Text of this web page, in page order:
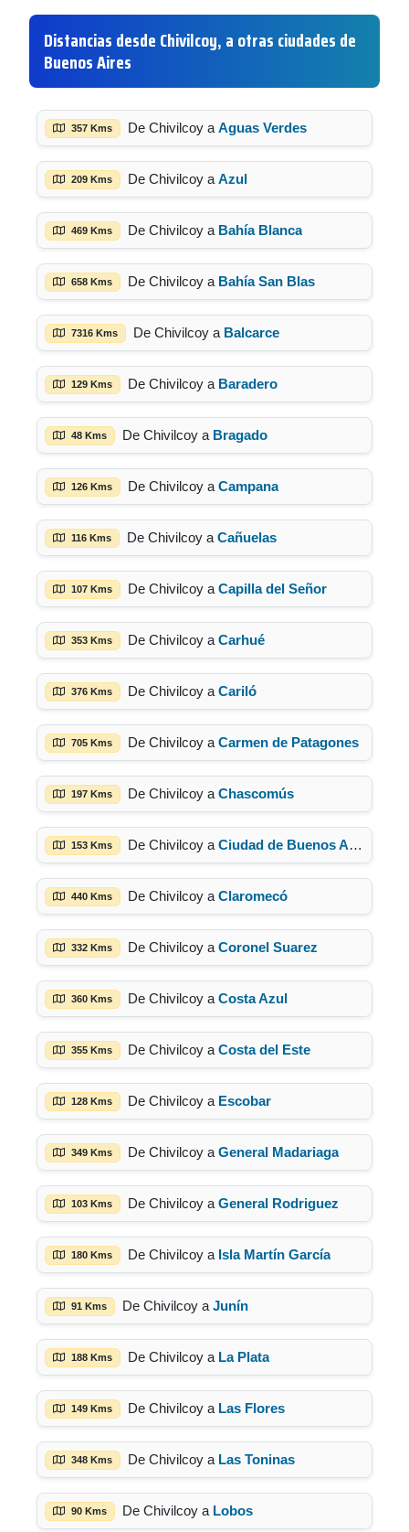
Distancias desde Chivilcoy, a otras ciudades de
Buenos Aires
357 Kms De Chivilcoy a Aguas Verdes
209 Kms De Chivilcoy a Azul
469 Kms De Chivilcoy a Bahía Blanca
658 Kms De Chivilcoy a Bahía San Blas
7316 Kms De Chivilcoy a Balcarce
129 Kms De Chivilcoy a Baradero
48 Kms De Chivilcoy a Bragado
126 Kms De Chivilcoy a Campana
116 Kms De Chivilcoy a Cañuelas
107 Kms De Chivilcoy a Capilla del Señor
353 Kms De Chivilcoy a Carhué
376 Kms De Chivilcoy a Cariló
705 Kms De Chivilcoy a Carmen de Patagones
197 Kms De Chivilcoy a Chascomús
153 Kms De Chivilcoy a Ciudad de Buenos Aires
440 Kms De Chivilcoy a Claromecó
332 Kms De Chivilcoy a Coronel Suarez
360 Kms De Chivilcoy a Costa Azul
355 Kms De Chivilcoy a Costa del Este
128 Kms De Chivilcoy a Escobar
349 Kms De Chivilcoy a General Madariaga
103 Kms De Chivilcoy a General Rodriguez
180 Kms De Chivilcoy a Isla Martín García
91 Kms De Chivilcoy a Junín
188 Kms De Chivilcoy a La Plata
149 Kms De Chivilcoy a Las Flores
348 Kms De Chivilcoy a Las Toninas
90 Kms De Chivilcoy a Lobos